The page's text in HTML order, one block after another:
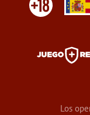
Los